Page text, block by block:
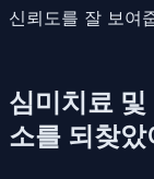
신뢰도를 잘 보여
심미치료 및
소를 되찾았